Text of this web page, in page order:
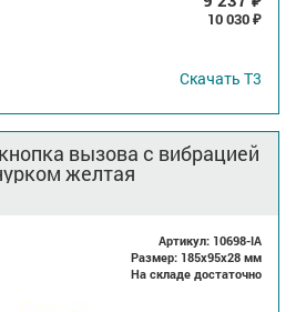
10 030 ₽
Скачать Т3
вызова с вибрацией
желтая
Артикул: 10698-IA
Размер: 185x95x28 мм
На складе достаточно